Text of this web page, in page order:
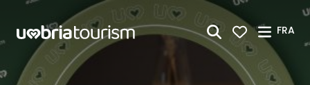
Saut au contenu principal
FRA